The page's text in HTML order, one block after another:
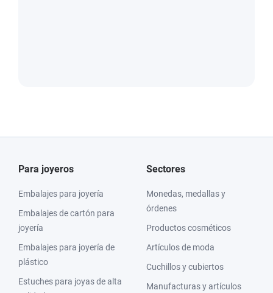
Para joyeros
Embalajes para joyería
Embalajes de cartón para
joyería
Embalajes para joyería de
plástico
Estuches para joyas de alta
Sectores
Monedas, medallas y
órdenes
Productos cosméticos
Artículos de moda
Cuchillos y cubiertos
Manufacturas y artículos